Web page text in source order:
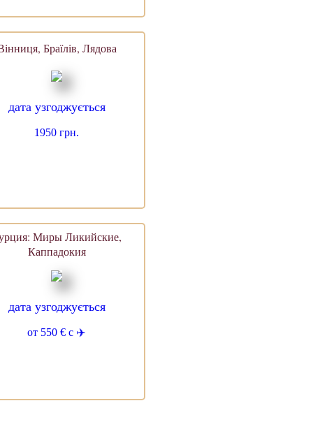
Браїлів, Лядова
дата узгоджується
1950 грн.
Миры Ликийские,
Каппадокия
дата узгоджується
от 550 € с ✈️